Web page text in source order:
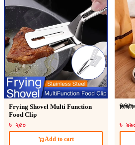
Frying Shovel Multi Function
Food Clip
৳ ২৫০
Add to cart
৳